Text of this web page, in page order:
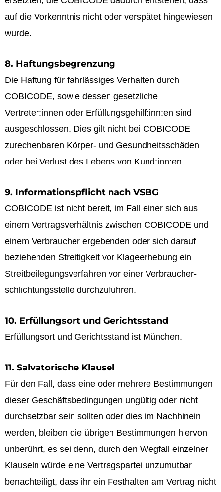
auf die Vorkenntnis nicht oder verspätet hingewiesen
wurde.
8. Haftungsbegrenzung
Die Haftung für fahrlässiges Verhalten durch
COBICODE, sowie dessen gesetzliche
Vertreter:innen oder Erfüllungsgehilf:inn:en sind
ausgeschlossen. Dies gilt nicht bei COBICODE
zurechenbaren Körper- und Gesundheitsschäden
oder bei Verlust des Lebens von Kund:inn:en.
9. Informationspflicht nach VSBG
COBICODE ist nicht bereit, im Fall einer sich aus
einem Vertragsverhältnis zwischen COBICODE und
einem Verbraucher ergebenden oder sich darauf
beziehenden Streitigkeit vor Klageerhebung ein
Streitbeilegungsverfahren vor einer Verbraucher-
schlichtungsstelle durchzuführen.
10. Erfüllungsort und Gerichtsstand
Erfüllungsort und Gerichtsstand ist München.
11. Salvatorische Klausel
Für den Fall, dass eine oder mehrere Bestimmungen
dieser Geschäftsbedingungen ungültig oder nicht
durchsetzbar sein sollten oder dies im Nachhinein
werden, bleiben die übrigen Bestimmungen hiervon
unberührt, es sei denn, durch den Wegfall einzelner
Klauseln würde eine Vertragspartei unzumutbar
benachteiligt, dass ihr ein Festhalten am Vertrag nicht